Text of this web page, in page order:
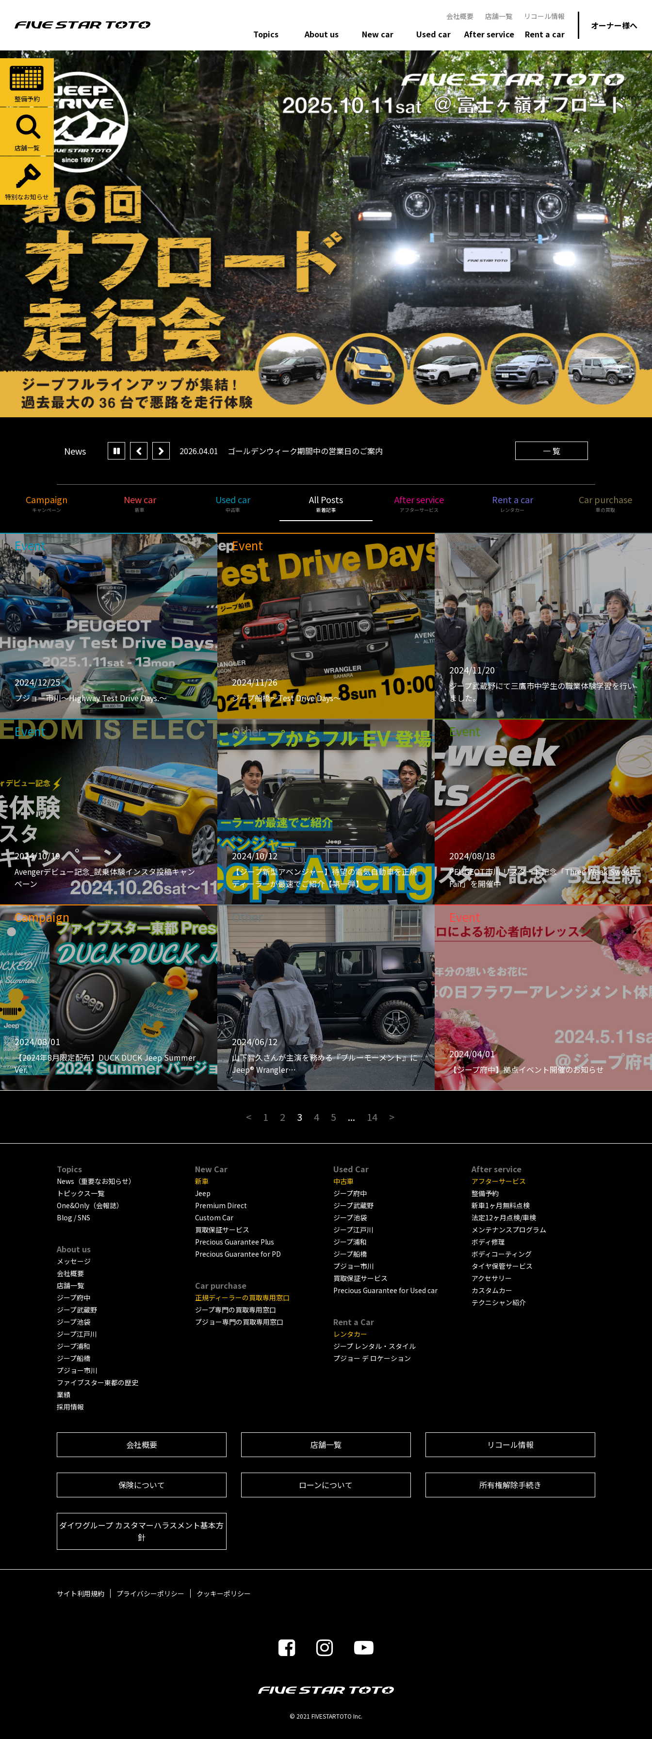
Topics About us New car Used car After service Rent a car
オーナー様へ
会社概要 店舗一覧 リコール情報
整備予約
店舗一覧
特別なお知らせ
News 2026.04.01 ゴールデンウィーク期間中の営業日のご案内 2026.02.02 営業時間変更のお知らせ
一 覧
Campaign
キャンペーン
New car
新車
Used car
中古車
All Posts
新着記事
After service
アフターサービス
Rent a car
レンタカー
Car purchase
車の買取
Event
2024/12/25
プジョー市川〜Highway Test Drive Days.〜
Event
2024/11/26
ジープ船橋〜Test Drive Days〜
Other
2024/11/20
ジープ武蔵野にて三鷹市中学生の職業体験学習を行い
ました。
Event
2024/10/19
Avengerデビュー記念_試乗体験インスタ投稿キャン
ペーン
Other
2024/10/12
【ジープ新型アベンジャー】待望の電気自動車を正規
ディーラーが最速でご紹介【第一弾】
Event
2024/08/18
PEUGEOT市川 リスタート記念「Three Week Sweets
Fair」を開催中
Campaign
2024/08/01
【2024年8月限定配布】DUCK DUCK Jeep Summer
Ver.
Other
2024/06/12
山下智久さんが主演を務める『ブルーモーメント』に
Jeep® Wrangler…
Event
2024/04/01
【ジープ府中】拠点イベント開催のお知らせ
< 1 2 3 4 5 ... 14 >
Topics
News（重要なお知らせ）
トピックス一覧
One&Only（会報誌）
Blog / SNS
About us
メッセージ
会社概要
店舗一覧
ジープ府中
ジープ武蔵野
ジープ池袋
ジープ江戸川
ジープ浦和
ジープ船橋
プジョー市川
ファイブスター東都の歴史
業績
採用情報
New Car
新車
Jeep
Premium Direct
Custom Car
買取保証サービス
Precious Guarantee Plus
Precious Guarantee for PD
Car purchase
正規ディーラーの買取専用窓口
ジープ専門の買取専用窓口
プジョー専門の買取専用窓口
Used Car
中古車
ジープ府中
ジープ武蔵野
ジープ池袋
ジープ江戸川
ジープ浦和
ジープ船橋
プジョー市川
買取保証サービス
Precious Guarantee for Used car
Rent a Car
レンタカー
ジープ レンタル・スタイル
プジョー デ ロケーション
After service
アフターサービス
整備予約
新車1ヶ月無料点検
法定12ヶ月点検/車検
メンテナンスプログラム
ボディ修理
ボディコーティング
タイヤ保管サービス
アクセサリー
カスタムカー
テクニシャン紹介
会社概要 店舗一覧 リコール情報
保険について ローンについて 所有権解除手続き
ダイワグループ カスタマーハラスメント基本方
針
サイト利用規約 プライバシーポリシー クッキーポリシー
© 2021 FIVESTARTOTO Inc.